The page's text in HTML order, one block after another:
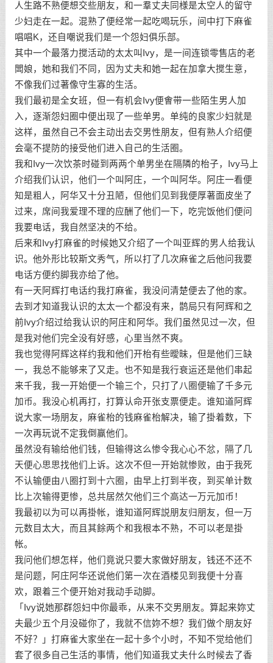
人生路不熟便想交些朋友，和一羣丈夫同様是太空人的留守
少妇走在一起。混熟了便经常一起吃喝玩乐，间中打下麻雀
唱唱K，还自嘲说我们是一个怨妇俱乐部。
其中一个最落力搅活动的太太叫Ivy，是一间连锁零售店的老
闆娘，她和我们不同，因为丈夫和她一起在加拿大搅生意，
不像我们过著像守生寡的生活。
我们最初是全女班，但一有机会Ivy便㑹带一些陌生男人加
入，逐渐怨妇圈中便出现了一些单男。单纯的良家少妇就是
这样，虽然自己不会主动出去交男性朋友，但有熟人介绍便
会毫不提防的接受他们进入自己的生活圈。
我和Ivy一次饮茶时碰到两两个单男坐在隔隣的枱子，Ivy马上
介绍我们认识，他们一个叫阿庄，一个叫阿华。阿庄一看便
知是粗人，阿华又十分丑陋，但他们见到我便厚著面皮坐了
过来，席间我爱理不理的应酬了他们一下，吃完饭他们便问
我要电话，我自然坚决的不给。
后来和Ivy打麻雀的时候她又介绍了一个叫亚辉的男人给我认
识。他外形比较斯文秀气，所以打了几次麻雀之后他问我要
电话方便约脚我亦给了他。
有一天阿辉打电话约我打麻雀，我没问清楚便去了他的家。
去到才知道我认识的太太一个都没有来，鹊局只有阿辉和之
前Ivy介绍过给我认识的阿庄和阿华。我们虽然见过一次，但
是我对他们完全没有好感，心里当然不爽。
我也觉得阿辉这样约我和他们开枱有些曖昧，但是他们三缺
一，我总不能够来了又走。也不知是我行衰运还是他们串起
来千我，我一开始便一个输三个，只打了八圈便输了千多元
加币。我没心机再打，打算认命开张支票便走。谁知道阿辉
说大家一场朋友，麻雀枱的钱麻雀枱解决，输了掛着数，下
一次再玩说不定我倒赢他们。
虽然没有输给他们钱，但输得这么惨令我心心不忿，隔了几
天便心思思找他们上诉。这次不但一开始就惨败，由于我死
不认输便由八圈打到十六圈，由早上打到半夜，到买单计数
比上次输得更惨，总共居然欠他们三个高达一万元加币！
我最初以为可以再掛帐，谁知道阿辉説朋友归朋友，但一万
元数目太大，而且其餘两个和我根本不熟，不可以老是掛
帐。
我问他们想怎样，他们竟说只要大家做好朋友，钱还不还不
是问题，阿庄阿华还说他们第一次在酒楼见到我便十分喜
欢，跟着三个便开始对我动手动脚。
「Ivy说她那群怨妇中你最乖，从来不交男朋友。算起来妳丈
夫最少五个月没碰你了，我就不信妳不想？我们做个朋友好
不好？」打麻雀大家坐在一起十多个小时，不知不觉给他们
套了很多自己生活的事情，他们知道我丈夫什么时候去了香